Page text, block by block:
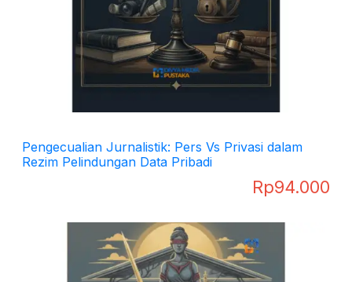
Pengecualian Jurnalistik: Pers Vs Privasi dalam
Rezim Pelindungan Data Pribadi
Rp94.000